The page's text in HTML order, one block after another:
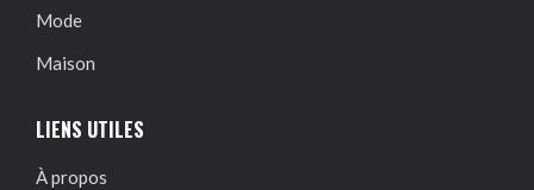
Mode
Maison
LIENS UTILES
À propos